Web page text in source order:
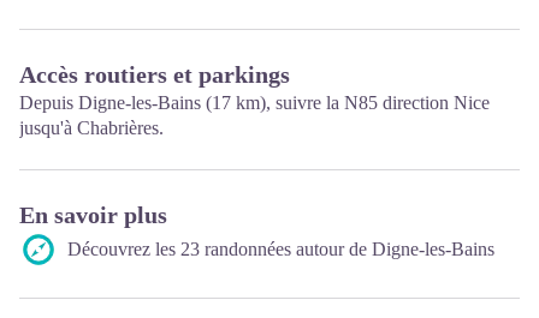
Accès routiers et parkings
Depuis Digne-les-Bains (17 km), suivre la N85 direction Nice
jusqu'à Chabrières.
En savoir plus
Découvrez les 23 randonnées autour de Digne-les-Bains